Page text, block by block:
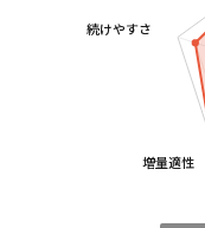
増量適性
続けやすさ